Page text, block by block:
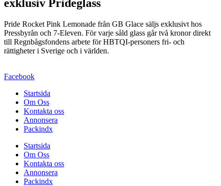
exklusiv Prideglass
Pride Rocket Pink Lemonade från GB Glace säljs exklusivt hos
Pressbyrån och 7-Eleven. För varje såld glass går två kronor direkt
till Regnbågsfondens arbete för HBTQI-personers fri- och
rättigheter i Sverige och i världen.
Facebook
Startsida
Om Oss
Kontakta oss
Annonsera
Packindx
Startsida
Om Oss
Kontakta oss
Annonsera
Packindx